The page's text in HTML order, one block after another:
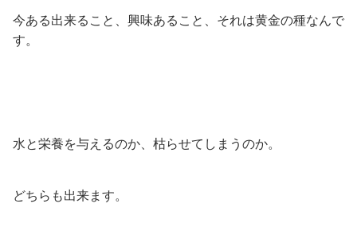
今ある出来ること、興味あること、それは黄金の種なんで
す。
水と栄養を与えるのか、枯らせてしまうのか。
どちらも出来ます。